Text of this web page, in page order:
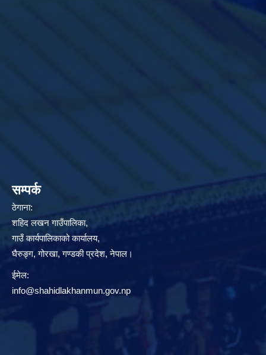
सम्पर्क
ठेगाना:
शहिद लखन गाउँपालिका,
गाउँ कार्यपालिकाको कार्यालय,
घैरुङ्ग, गोरखा, गण्डकी प्रदेश, नेपाल।
ईमेल:
info@shahidlakhanmun.gov.np